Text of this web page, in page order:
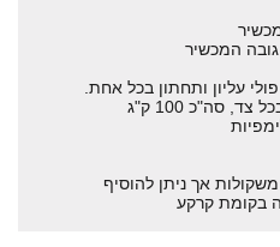
גובה המכשיר
אך ניתן להוסיף
בקומת קרקע